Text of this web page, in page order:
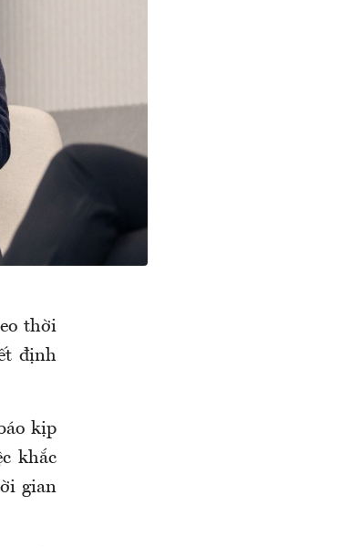
thời
định
kịp
khắc
gian